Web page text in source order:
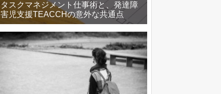
タスクマネジメント仕事術と、発達障
害児支援TEACCHの意外な共通点